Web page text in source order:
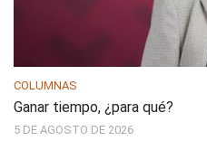
COLUMNAS
Ganar tiempo, ¿para qué?
5 DE AGOSTO DE 2026